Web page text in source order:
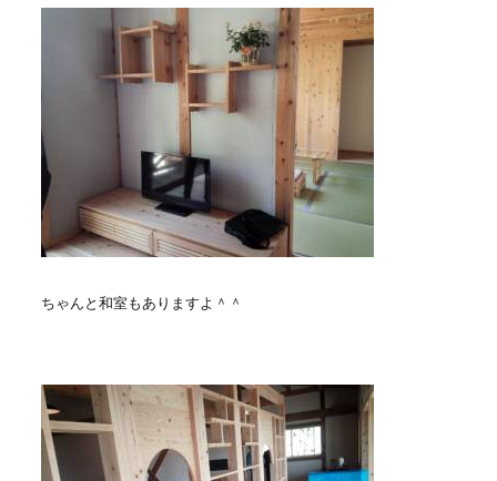
ちゃんと和室もありますよ＾＾